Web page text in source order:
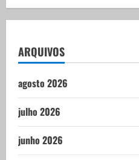
ARQUIVOS
agosto 2026
julho 2026
junho 2026